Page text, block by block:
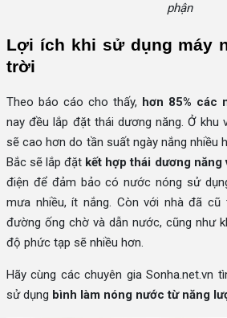
phận
Lợi ích khi sử dụng máy
trời
Theo báo cáo cho thấy, hơn 85% các
nay đều lắp đặt thái dương năng. Ở khu
sẽ cao hơn do tần suất ngày nắng nhiều
Bắc sẽ lắp đặt kết hợp thái dương năng
điện để đảm bảo có nước nóng sử
mưa nhiều, ít nắng. Còn với nhà đã
đường ống chờ và dẫn nước, cũng như
độ phức tạp sẽ nhiều hơn.
Hãy cùng các chuyên gia Sonha.net.vn
sử dụng bình làm nóng nước từ năng